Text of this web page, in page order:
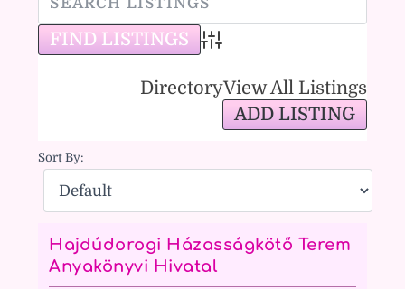
Advanced Search
DirectoryView All Listings
ADD LISTING
Sort By:
Hajdúdorogi Házasságkötő Terem
Anyakönyvi Hivatal